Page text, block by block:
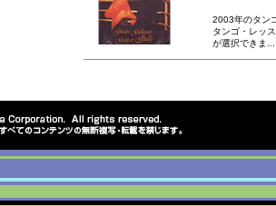
2003年のタン
タンゴ・レッ
が選択できま